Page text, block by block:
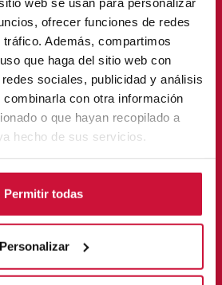
ofrecer funciones de redes
Además, compartimos
que haga del sitio web con
sociales, publicidad y análisis
con otra información
o que hayan recopilado a
hecho de sus servicios.
Permitir todas
Personalizar